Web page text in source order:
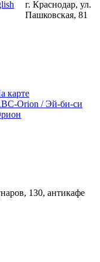
г. Краснодар, ул.
Пашковская, 81
карте
Orion / Эй-би-си
130, антикафе